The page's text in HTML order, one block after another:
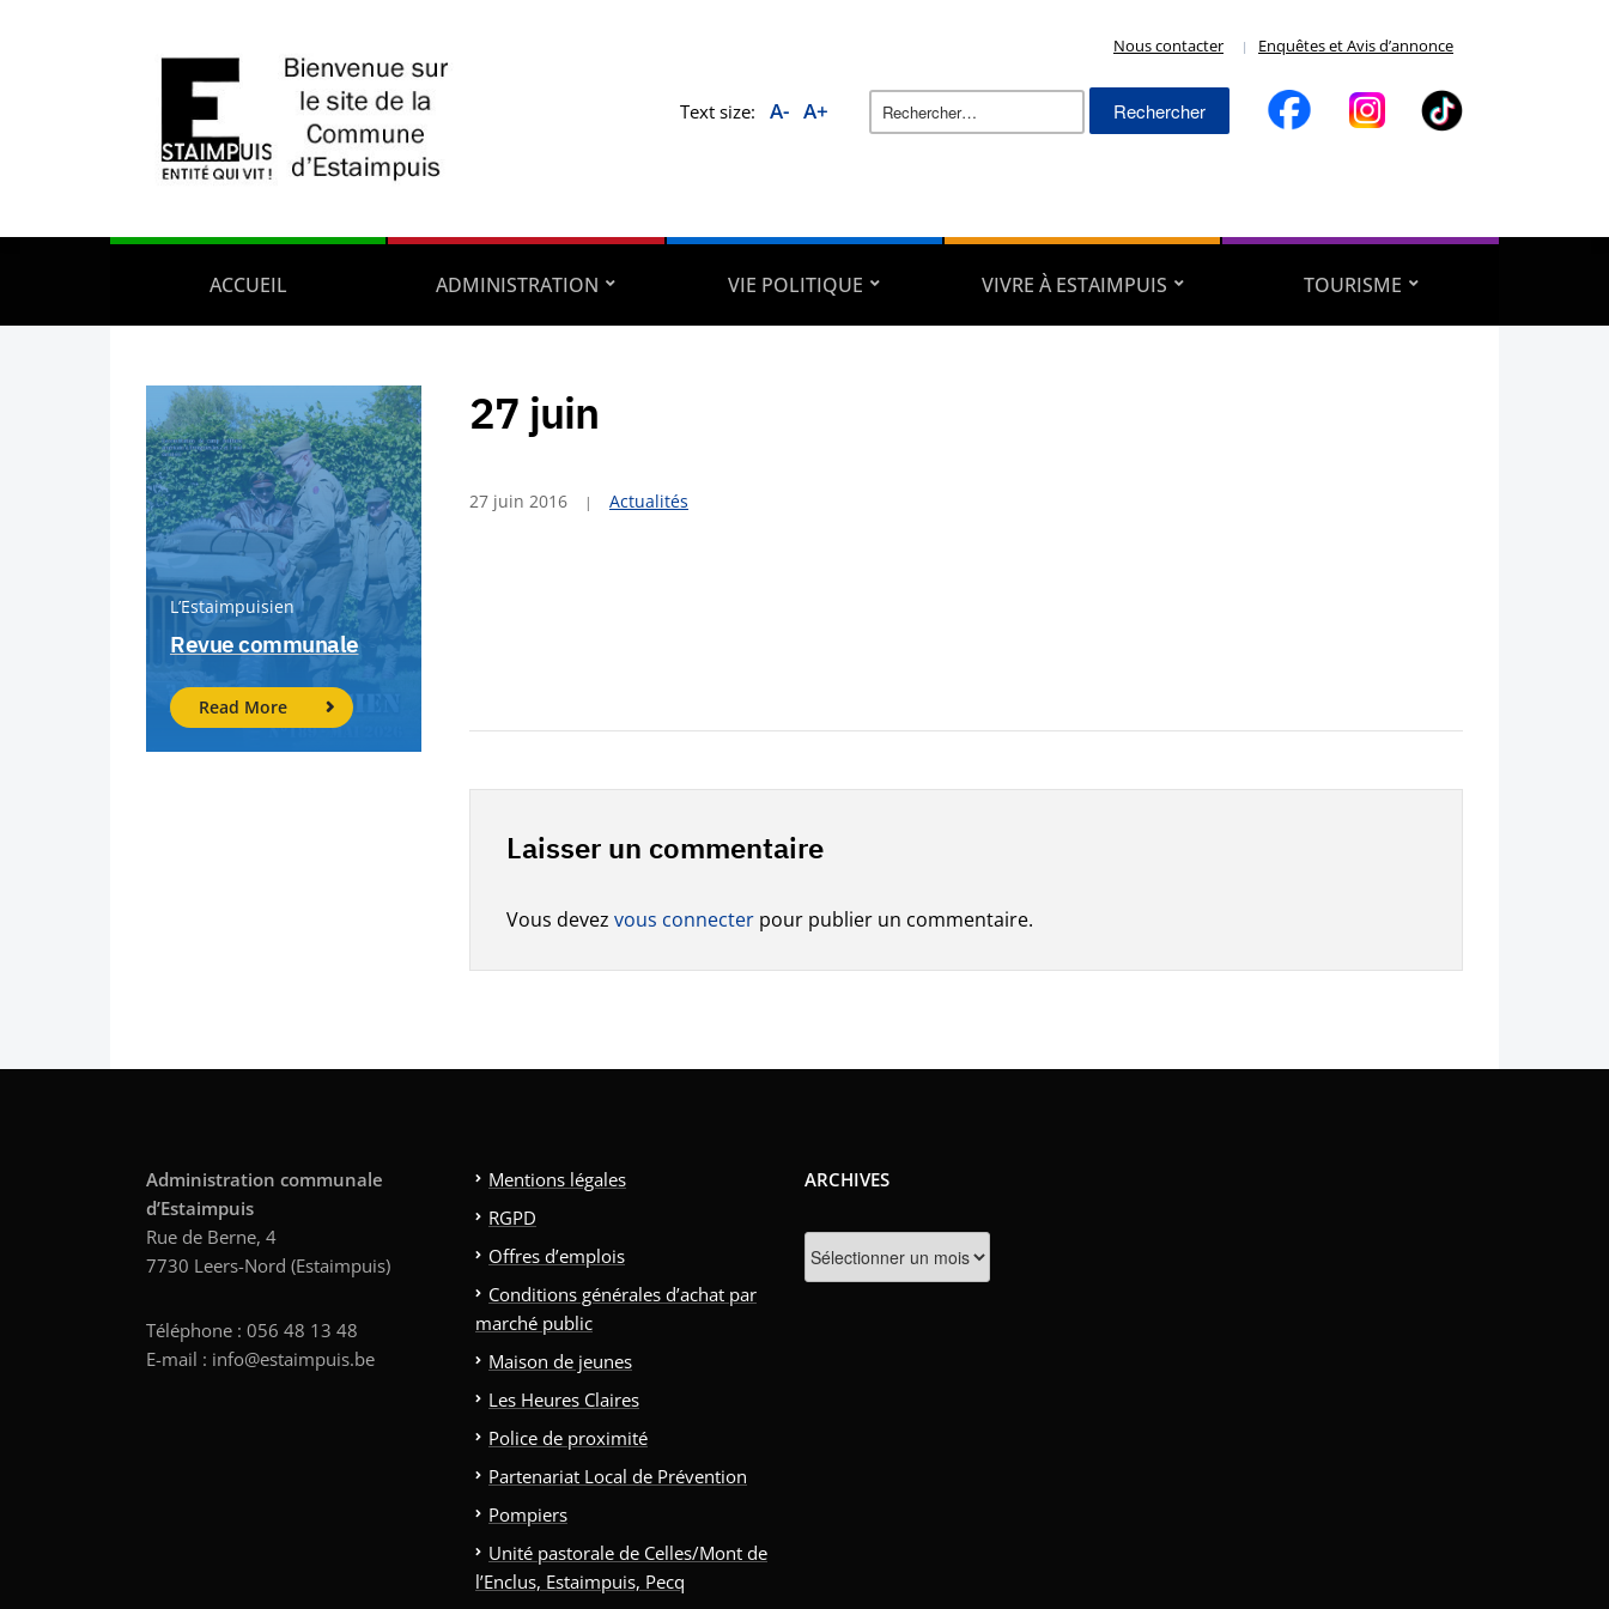
Nous contacter Enquêtes et Avis d’annonce
Text size: A- A+
Rechercher :
ACCUEIL ADMINISTRATION VIE POLITIQUE VIVRE À ESTAIMPUIS TOURISME
L’Estaimpuisien
Revue communale
Read More
27 juin
27 juin 2016 Actualités
Laisser un commentaire
Vous devez vous connecter pour publier un commentaire.
Administration communale
d’Estaimpuis
Rue de Berne, 4
7730 Leers-Nord (Estaimpuis)
Téléphone : 056 48 13 48
E-mail : info@estaimpuis.be
Mentions légales
RGPD
Offres d’emplois
Conditions générales d’achat par
marché public
Maison de jeunes
Les Heures Claires
Police de proximité
Partenariat Local de Prévention
Pompiers
Unité pastorale de Celles/Mont de
l’Enclus, Estaimpuis, Pecq
ARCHIVES